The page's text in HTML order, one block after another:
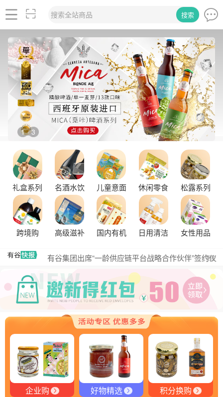
搜索全站商品 搜索
2 / 3
礼盒系列 名酒水饮 儿童意面 休闲零食 松露系列
跨境购 高级滋补 国内有机 日用清洁 女性用品
更多
有谷集团出席“一龄供应链平台战略合作伙伴”签约仪
式，共筑大健康产业有机生态新未来
有谷健康商城 | PIKOBELLO趣味农场儿童意面：德国
匠心打造的无盐健康新主张
有谷健康 | PIKOBELLO牌儿童意面：健康与美味的完
美结合
探寻黑钻奥秘：有谷健康与塞尔维亚黑松露的完美邂
探秘塞尔维亚黑松露：舌尖上的黑钻石
品味卓越，OE 中欧有机双认证红酒的独特魅力
品味拉克索威斯威士忌，邂逅独特酒韵
舌尖上的塞尔维亚黑松露，你了解多少？
探秘塞尔维亚松露的独特魅力
黑松露的热量是多少？
企业购 好物精选 积分换购